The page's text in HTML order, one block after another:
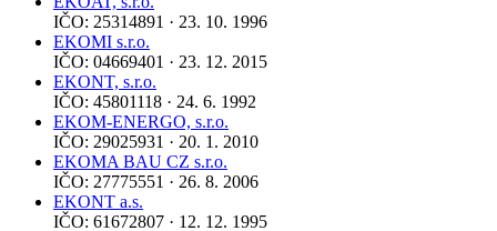
IČO: 25314891 · 23. 10. 1996
EKOMI s.r.o.
IČO: 04669401 · 23. 12. 2015
EKONT, s.r.o.
IČO: 45801118 · 24. 6. 1992
EKOM-ENERGO, s.r.o.
IČO: 29025931 · 20. 1. 2010
EKOMA BAU CZ s.r.o.
IČO: 27775551 · 26. 8. 2006
EKONT a.s.
IČO: 61672807 · 12. 12. 1995